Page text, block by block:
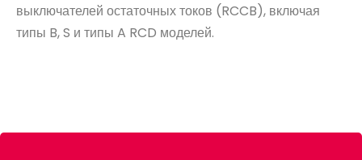
выключателей остаточных токов (RCCB), включая
типы B, S и типы A RCD моделей.